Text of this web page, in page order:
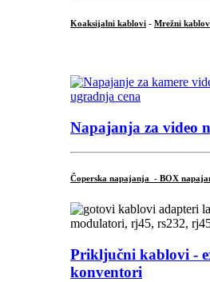
Koaksijalni kablovi - Mrežni
Napajanja za video
Čoperska napajanja - BOX
Priključni kablovi -
konventori